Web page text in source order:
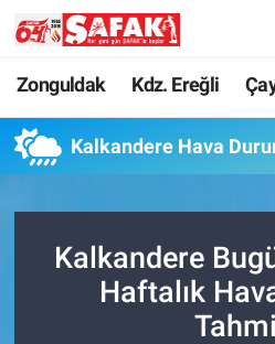
Zonguldak Kdz. Ereğli
Kalkandere Hava
Kalkandere
Haftalık
Zonguldak
Kdz. Ereğli
Devrek
Kilimli
Zonguldak Nöbetçi
Zonguldak Hava Durumu
Zonguldak Trafik
Süper Lig Puan Durumu